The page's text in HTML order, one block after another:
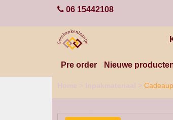
06 15442108
Pre order Nieuwe